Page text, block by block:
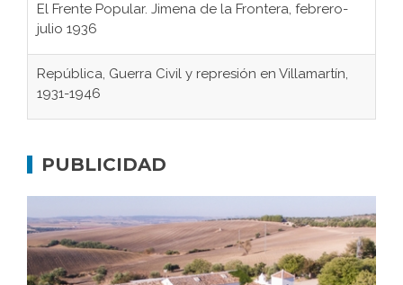
República, Guerra Civil y represión en Villamartín,
Gaditanos deportados a campos de
Don Perafán de Ribera y sus fundaciones de
El Frente Popular. Ubrique, febrero-julio 1936
Juntar las letras. La alfabetización en el campo: del
PUBLICIDAD